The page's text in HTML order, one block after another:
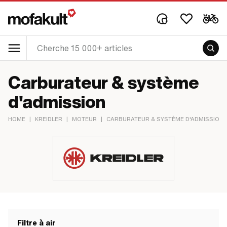
Carburateur & système
d'admission
HOME | KREIDLER | MOTEUR | CARBURATEUR & SYSTÈME D'ADMISSION
Filtre à air